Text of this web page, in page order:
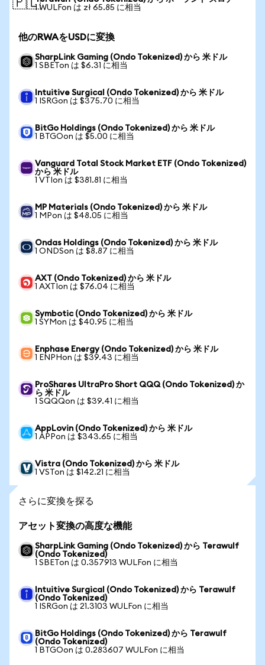
🇵🇱1 WULFon は zł 65.85 に相当
他のRWAをUSDに変換
SharpLink Gaming (Ondo Tokenized) から 米ドル
1 SBETon は $6.31 に相当
Intuitive Surgical (Ondo Tokenized) から 米ドル
1 ISRGon は $375.70 に相当
BitGo Holdings (Ondo Tokenized) から 米ドル
1 BTGOon は $5.00 に相当
Vanguard Total Stock Market ETF (Ondo Tokenized)
から 米ドル
1 VTIon は $381.81 に相当
MP Materials (Ondo Tokenized) から 米ドル
1 MPon は $48.05 に相当
Ondas Holdings (Ondo Tokenized) から 米ドル
1 ONDSon は $8.87 に相当
AXT (Ondo Tokenized) から 米ドル
1 AXTIon は $76.04 に相当
Symbotic (Ondo Tokenized) から 米ドル
1 SYMon は $40.95 に相当
Enphase Energy (Ondo Tokenized) から 米ドル
1 ENPHon は $39.43 に相当
ProShares UltraPro Short QQQ (Ondo Tokenized) か
ら 米ドル
1 SQQQon は $39.41 に相当
AppLovin (Ondo Tokenized) から 米ドル
1 APPon は $343.65 に相当
Vistra (Ondo Tokenized) から 米ドル
1 VSTon は $142.21 に相当
さらに変換を探る
アセット変換の高度な機能
SharpLink Gaming (Ondo Tokenized) から Terawulf
(Ondo Tokenized)
1 SBETon は 0.357913 WULFon に相当
Intuitive Surgical (Ondo Tokenized) から Terawulf
(Ondo Tokenized)
1 ISRGon は 21.3103 WULFon に相当
BitGo Holdings (Ondo Tokenized) から Terawulf
(Ondo Tokenized)
1 BTGOon は 0.283607 WULFon に相当